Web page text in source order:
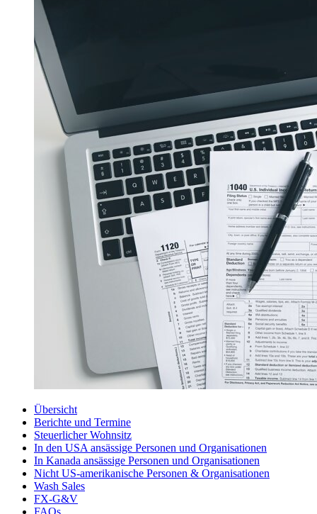
Übersicht
Berichte und Termine
Steuerlicher Wohnsitz
In den USA ansässige Personen und Organisationen
In Kanada ansässige Personen und Organisationen
Nicht US-amerikanische Personen & Organisationen
Wash Sales
FX-G&V
FAQs